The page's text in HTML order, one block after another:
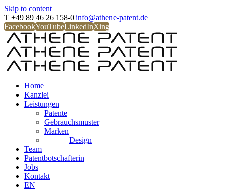
Skip to content
T +49 89 46 26 158-0|info@athene-patent.de
FacebookYouTubeLinkedInXing
Home
Kanzlei
Leistungen
Patente
Gebrauchsmuster
Marken
Design
Team
Patentbotschafterin
Jobs
Kontakt
EN